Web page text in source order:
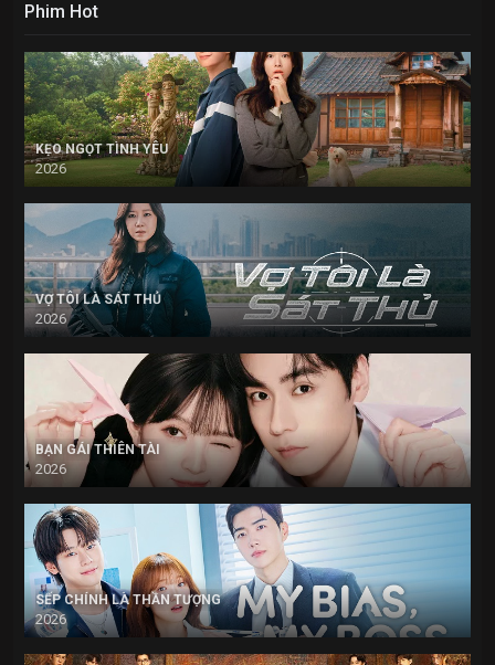
Phim Hot
KẸO NGỌT TÌNH YÊU
2026
VỢ TÔI LÀ SÁT THỦ
2026
BẠN GÁI THIÊN TÀI
2026
SẾP CHÍNH LÀ THẦN TƯỢNG
2026